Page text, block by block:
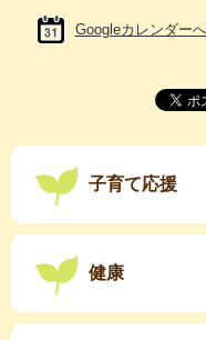
Googleカレンダー
子育て応援
健康